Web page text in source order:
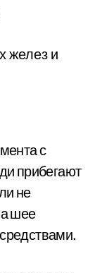
желез и
с
прибегают
не
шее